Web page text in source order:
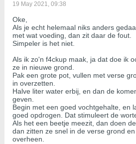
19 May 2021, 09:38
Oke,
Als je echt helemaal niks anders
met wat voeding, dan zit daar de fout.
Simpeler is het niet.
Als ik zo'n f4ckup maak, ja dat doe ik
ze in nieuwe grond.
Pak een grote pot, vullen met verse
in overzetten.
Halve liter water erbij, en dan de
geven.
Begin met een goed vochtgehalte, en
goed opdrogen. Dat stimuleert de
Als het een beetje meezit, dan doen
dan zitten ze snel in de verse grond
overheen.